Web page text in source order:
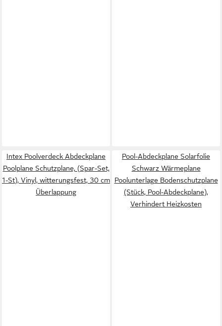
Intex Poolverdeck Abdeckplane
Poolplane Schutzplane, (Spar-Set,
1-St), Vinyl, witterungsfest, 30 cm
Überlappung
Pool-Abdeckplane Solarfolie
Schwarz Wärmeplane
Poolunterlage Bodenschutzplane
(Stück, Pool-Abdeckplane),
Verhindert Heizkosten